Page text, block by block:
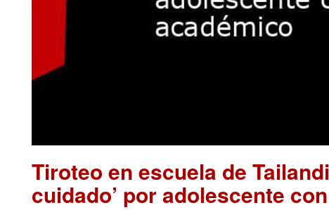
Tiroteo en escuela de
cuidado’ por adolescente